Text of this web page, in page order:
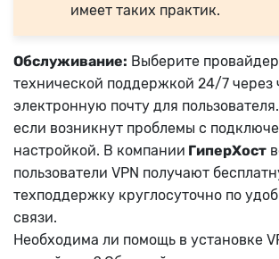
имеет таких практик.
Обслуживание: Выберите
технической поддержкой 24/7 через
электронную почту для
если возникнут проблемы с
настройкой. В компании ГиперХост
пользователи VPN получают
техподдержку круглосуточно по
связи.
Необходима ли помощь в установке